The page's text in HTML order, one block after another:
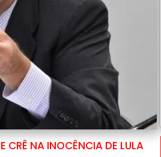
CRÊ NA INOCÊNCIA DE LULA